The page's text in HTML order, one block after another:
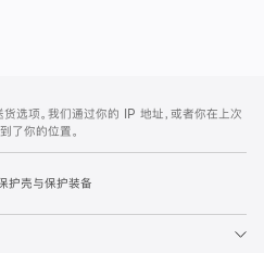
选项。我们通过你的 IP 地址，或者你在上次
了你的位置。
护壳与保护装备